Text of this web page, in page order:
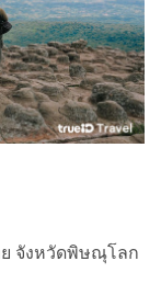
จังหวัดพิษณุโลก